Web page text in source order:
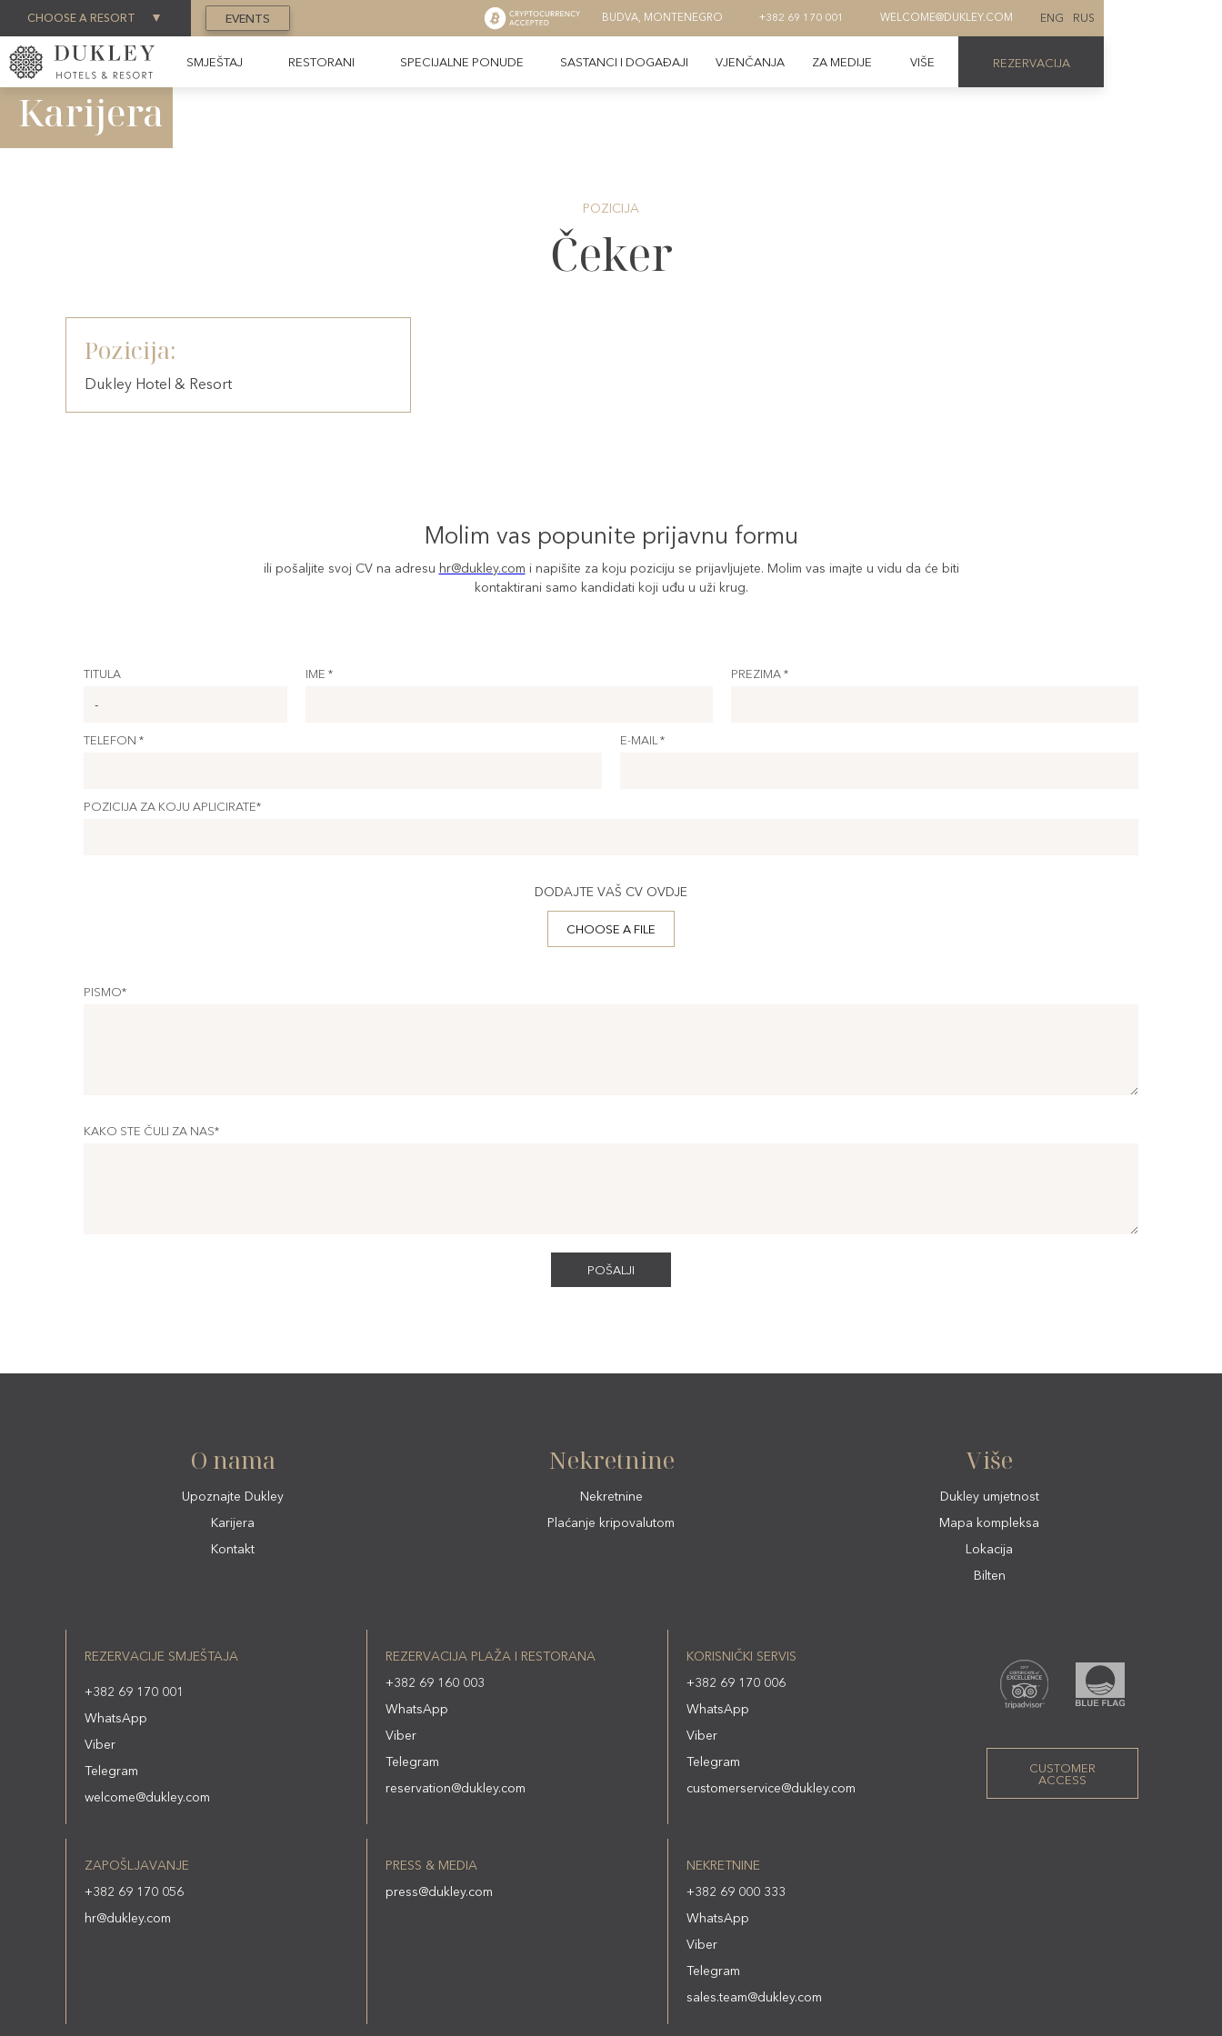
CHOOSE A RESORT EVENTS BUDVA, MONTENEGRO +382 69 170 001 WELCOME@DUKLEY.COM ENG RUS
SMJEŠTAJ RESTORANI SPECIJALNE PONUDE SASTANCI I DOGAĐAJI VJENČANJA ZA MEDIJE VIŠE REZERVACIJA
Karijera
POZICIJA
Čeker
Pozicija:
Dukley Hotel & Resort
Molim vas popunite prijavnu formu
ili pošaljite svoj CV na adresu hr@dukley.com i napišite za koju poziciju se prijavljujete. Molim vas imajte u vidu da će biti
kontaktirani samo kandidati koji uđu u uži krug.
TITULA IME * PREZIMA *
TELEFON * E-MAIL *
POZICIJA ZA KOJU APLICIRATE*
DODAJTE VAŠ CV OVDJE
CHOOSE A FILE
PISMO*
KAKO STE ČULI ZA NAS*
O nama
Upoznajte Dukley
Karijera
Kontakt
Nekretnine
Nekretnine
Plaćanje kripovalutom
Više
Dukley umjetnost
Mapa kompleksa
Lokacija
Bilten
REZERVACIJE SMJEŠTAJA
+382 69 170 001
WhatsApp
Viber
Telegram
welcome@dukley.com
REZERVACIJA PLAŽA I RESTORANA
+382 69 160 003
WhatsApp
Viber
Telegram
reservation@dukley.com
KORISNIČKI SERVIS
+382 69 170 006
WhatsApp
Viber
Telegram
customerservice@dukley.com
ZAPOŠLJAVANJE
+382 69 170 056
hr@dukley.com
PRESS & MEDIA
press@dukley.com
NEKRETNINE
+382 69 000 333
WhatsApp
Viber
Telegram
sales.team@dukley.com
CUSTOMER
ACCESS